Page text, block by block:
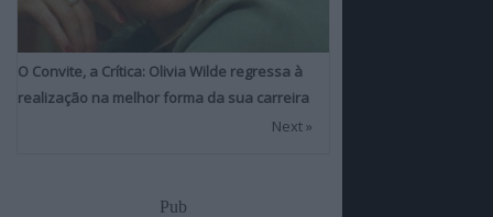
O Convite, a Crítica: Olivia Wilde regressa à
realização na melhor forma da sua carreira
Next »
Pub